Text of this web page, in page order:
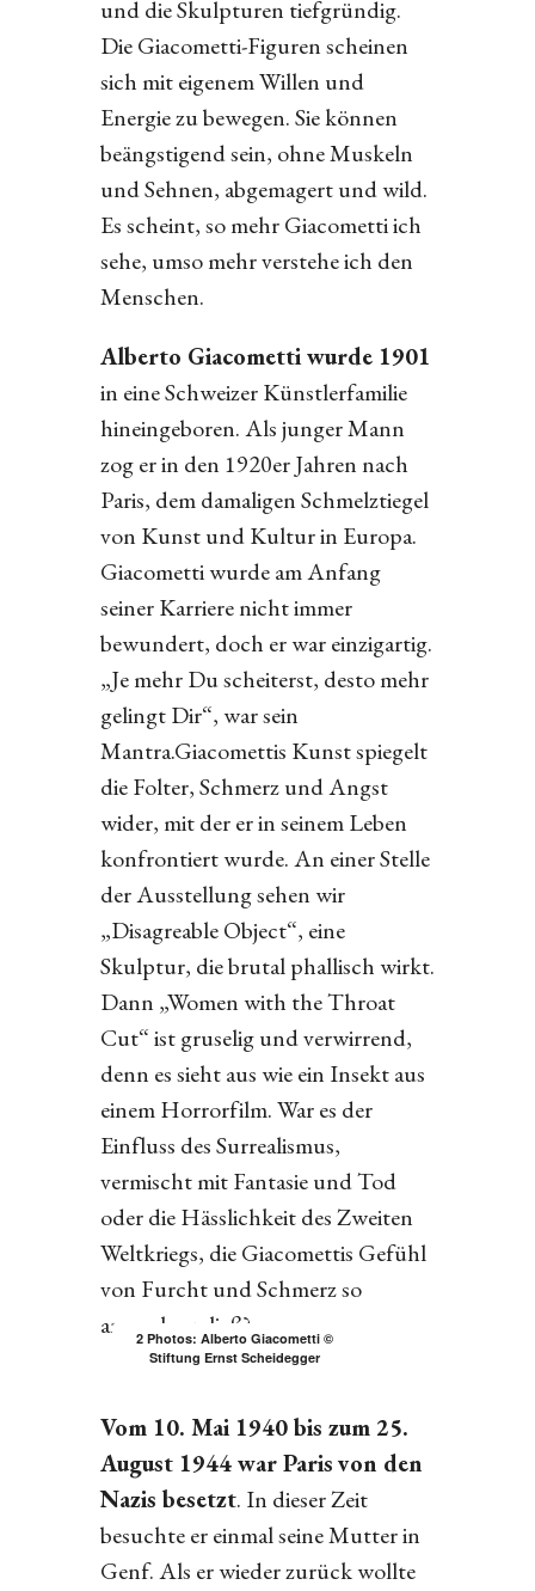
und die Skulpturen tiefgründig.
Die Giacometti-Figuren scheinen
sich mit eigenem Willen und
Energie zu bewegen. Sie können
beängstigend sein, ohne Muskeln
und Sehnen, abgemagert und wild.
Es scheint, so mehr Giacometti ich
sehe, umso mehr verstehe ich den
Menschen.
Alberto Giacometti wurde 1901
in eine Schweizer Künstlerfamilie
hineingeboren. Als junger Mann
zog er in den 1920er Jahren nach
Paris, dem damaligen Schmelztiegel
von Kunst und Kultur in Europa.
Giacometti wurde am Anfang
seiner Karriere nicht immer
bewundert, doch er war einzigartig.
„Je mehr Du scheiterst, desto mehr
gelingt Dir“, war sein
Mantra.Giacomettis Kunst spiegelt
die Folter, Schmerz und Angst
wider, mit der er in seinem Leben
konfrontiert wurde. An einer Stelle
der Ausstellung sehen wir
„Disagreable Object“, eine
Skulptur, die brutal phallisch wirkt.
Dann „Women with the Throat
Cut“ ist gruselig und verwirrend,
denn es sieht aus wie ein Insekt aus
einem Horrorfilm. War es der
Einfluss des Surrealismus,
vermischt mit Fantasie und Tod
oder die Hässlichkeit des Zweiten
Weltkriegs, die Giacomettis Gefühl
von Furcht und Schmerz so
anwachsen ließ?
2 Photos: Alberto Giacometti ©
Stiftung Ernst Scheidegger
Vom 10. Mai 1940 bis zum 25.
August 1944 war Parisvon den
Nazis besetzt. In dieser Zeit
besuchte er einmal seine Mutter in
Genf. Als er wieder zurück wollte